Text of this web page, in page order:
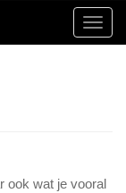
T
o
a
ook wat je vooral